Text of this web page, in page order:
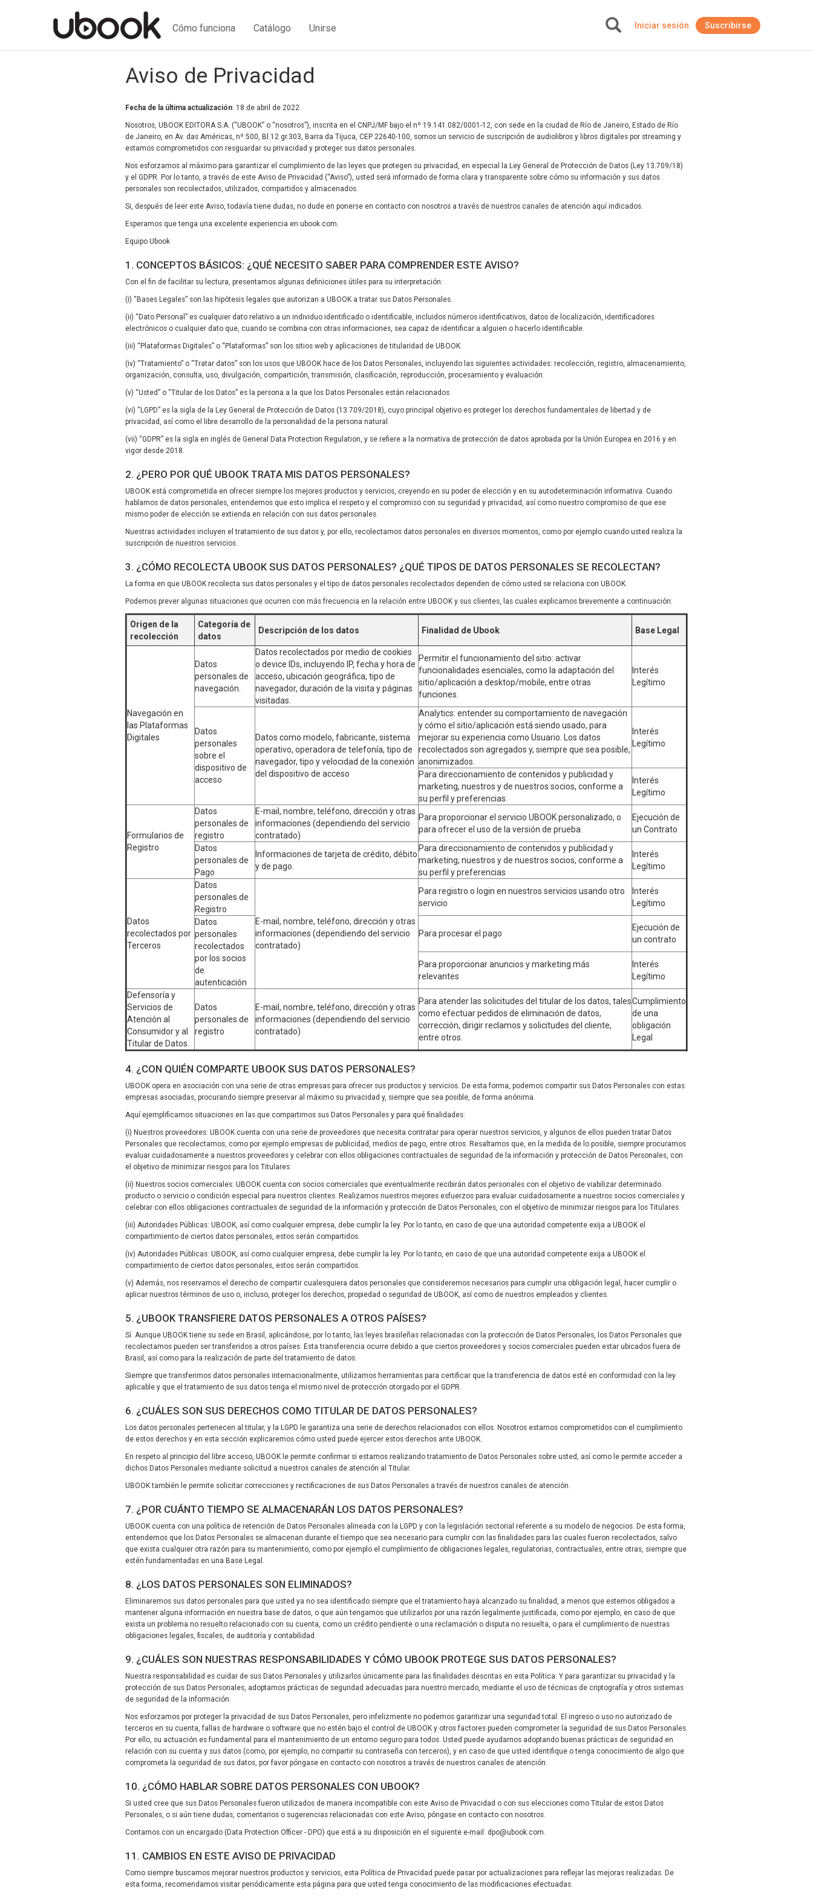
Cómo funciona Catálogo Unirse Iniciar sesión Suscribirse
Aviso de Privacidad
Fecha de la última actualización: 18 de abril de 2022
Nosotros, UBOOK EDITORA S.A. (“UBOOK” o “nosotros”), inscrita en el CNPJ/MF bajo el nº 19.141.082/0001-12, con sede en la ciudad de Río de Janeiro, Estado de Río
de Janeiro, en Av. das Américas, nº 500, Bl.12 gr.303, Barra da Tijuca, CEP 22640-100, somos un servicio de suscripción de audiolibros y libros digitales por streaming y
estamos comprometidos con resguardar su privacidad y proteger sus datos personales.
Nos esforzamos al máximo para garantizar el cumplimiento de las leyes que protegen su privacidad, en especial la Ley General de Protección de Datos (Ley 13.709/18)
y el GDPR. Por lo tanto, a través de este Aviso de Privacidad (“Aviso”), usted será informado de forma clara y transparente sobre cómo su información y sus datos
personales son recolectados, utilizados, compartidos y almacenados.
Si, después de leer este Aviso, todavía tiene dudas, no dude en ponerse en contacto con nosotros a través de nuestros canales de atención aquí indicados.
Esperamos que tenga una excelente experiencia en ubook.com.
Equipo Ubook
1. CONCEPTOS BÁSICOS: ¿QUÉ NECESITO SABER PARA COMPRENDER ESTE AVISO?
Con el fin de facilitar su lectura, presentamos algunas definiciones útiles para su interpretación:
(i) “Bases Legales” son las hipótesis legales que autorizan a UBOOK a tratar sus Datos Personales.
(ii) “Dato Personal” es cualquier dato relativo a un individuo identificado o identificable, incluidos números identificativos, datos de localización, identificadores
electrónicos o cualquier dato que, cuando se combina con otras informaciones, sea capaz de identificar a alguien o hacerlo identificable.
(iii) “Plataformas Digitales” o “Plataformas” son los sitios web y aplicaciones de titularidad de UBOOK.
(iv) “Tratamiento” o “Tratar datos” son los usos que UBOOK hace de los Datos Personales, incluyendo las siguientes actividades: recolección, registro, almacenamiento,
organización, consulta, uso, divulgación, compartición, transmisión, clasificación, reproducción, procesamiento y evaluación.
(v) “Usted” o “Titular de los Datos” es la persona a la que los Datos Personales están relacionados.
(vi) “LGPD” es la sigla de la Ley General de Protección de Datos (13.709/2018), cuyo principal objetivo es proteger los derechos fundamentales de libertad y de
privacidad, así como el libre desarrollo de la personalidad de la persona natural.
(vii) “GDPR” es la sigla en inglés de General Data Protection Regulation, y se refiere a la normativa de protección de datos aprobada por la Unión Europea en 2016 y en
vigor desde 2018.
2. ¿PERO POR QUÉ UBOOK TRATA MIS DATOS PERSONALES?
UBOOK está comprometida en ofrecer siempre los mejores productos y servicios, creyendo en su poder de elección y en su autodeterminación informativa. Cuando
hablamos de datos personales, entendemos que esto implica el respeto y el compromiso con su seguridad y privacidad, así como nuestro compromiso de que ese
mismo poder de elección se extienda en relación con sus datos personales.
Nuestras actividades incluyen el tratamiento de sus datos y, por ello, recolectamos datos personales en diversos momentos, como por ejemplo cuando usted realiza la
suscripción de nuestros servicios.
3. ¿CÓMO RECOLECTA UBOOK SUS DATOS PERSONALES? ¿QUÉ TIPOS DE DATOS PERSONALES SE RECOLECTAN?
La forma en que UBOOK recolecta sus datos personales y el tipo de datos personales recolectados dependen de cómo usted se relaciona con UBOOK.
Podemos prever algunas situaciones que ocurren con más frecuencia en la relación entre UBOOK y sus clientes, las cuales explicamos brevemente a continuación:
Origen de la
recolección
Categoría de
datos
Descripción de los datos Finalidad de Ubook Base Legal
Navegación en
las Plataformas
Digitales
Datos
personales de
navegación.
Datos recolectados por medio de cookies
o device IDs, incluyendo IP, fecha y hora de
acceso, ubicación geográfica, tipo de
navegador, duración de la visita y páginas
visitadas.
Permitir el funcionamiento del sitio: activar
funcionalidades esenciales, como la adaptación del
sitio/aplicación a desktop/mobile, entre otras
funciones.
Interés
Legítimo
Datos
personales
sobre el
dispositivo de
acceso
Datos como modelo, fabricante, sistema
operativo, operadora de telefonía, tipo de
navegador, tipo y velocidad de la conexión
del dispositivo de acceso
Analytics: entender su comportamiento de navegación
y cómo el sitio/aplicación está siendo usado, para
mejorar su experiencia como Usuario. Los datos
recolectados son agregados y, siempre que sea posible,
anonimizados.
Interés
Legítimo
Para direccionamiento de contenidos y publicidad y
marketing, nuestros y de nuestros socios, conforme a
su perfil y preferencias.
Interés
Legítimo
Formularios de
Registro
Datos
personales de
registro
E-mail, nombre, teléfono, dirección y otras
informaciones (dependiendo del servicio
contratado)
Para proporcionar el servicio UBOOK personalizado, o
para ofrecer el uso de la versión de prueba.
Ejecución de
un Contrato
Datos
personales de
Pago
Informaciones de tarjeta de crédito, débito
y de pago.
Para direccionamiento de contenidos y publicidad y
marketing, nuestros y de nuestros socios, conforme a
su perfil y preferencias
Interés
Legítimo
Datos
recolectados por
Terceros
Datos
personales de
Registro
E-mail, nombre, teléfono, dirección y otras
informaciones (dependiendo del servicio
contratado)
Para registro o login en nuestros servicios usando otro
servicio
Interés
Legítimo
Datos
personales
recolectados
por los socios
de
autenticación
Para procesar el pago
Ejecución de
un contrato
Para proporcionar anuncios y marketing más
relevantes
Interés
Legítimo
Defensoría y
Servicios de
Atención al
Consumidor y al
Titular de Datos.
Datos
personales de
registro
E-mail, nombre, teléfono, dirección y otras
informaciones (dependiendo del servicio
contratado)
Para atender las solicitudes del titular de los datos, tales
como efectuar pedidos de eliminación de datos,
corrección, dirigir reclamos y solicitudes del cliente,
entre otros.
Cumplimiento
de una
obligación
Legal
4. ¿CON QUIÉN COMPARTE UBOOK SUS DATOS PERSONALES?
UBOOK opera en asociación con una serie de otras empresas para ofrecer sus productos y servicios. De esta forma, podemos compartir sus Datos Personales con estas
empresas asociadas, procurando siempre preservar al máximo su privacidad y, siempre que sea posible, de forma anónima.
Aquí ejemplificamos situaciones en las que compartimos sus Datos Personales y para qué finalidades:
(i) Nuestros proveedores: UBOOK cuenta con una serie de proveedores que necesita contratar para operar nuestros servicios, y algunos de ellos pueden tratar Datos
Personales que recolectamos, como por ejemplo empresas de publicidad, medios de pago, entre otros. Resaltamos que, en la medida de lo posible, siempre procuramos
evaluar cuidadosamente a nuestros proveedores y celebrar con ellos obligaciones contractuales de seguridad de la información y protección de Datos Personales, con
el objetivo de minimizar riesgos para los Titulares.
(ii) Nuestros socios comerciales: UBOOK cuenta con socios comerciales que eventualmente recibirán datos personales con el objetivo de viabilizar determinado
producto o servicio o condición especial para nuestros clientes. Realizamos nuestros mejores esfuerzos para evaluar cuidadosamente a nuestros socios comerciales y
celebrar con ellos obligaciones contractuales de seguridad de la información y protección de Datos Personales, con el objetivo de minimizar riesgos para los Titulares.
(iii) Autoridades Públicas: UBOOK, así como cualquier empresa, debe cumplir la ley. Por lo tanto, en caso de que una autoridad competente exija a UBOOK el
compartimiento de ciertos datos personales, estos serán compartidos.
(iv) Autoridades Públicas: UBOOK, así como cualquier empresa, debe cumplir la ley. Por lo tanto, en caso de que una autoridad competente exija a UBOOK el
compartimiento de ciertos datos personales, estos serán compartidos.
(v) Además, nos reservamos el derecho de compartir cualesquiera datos personales que consideremos necesarios para cumplir una obligación legal, hacer cumplir o
aplicar nuestros términos de uso o, incluso, proteger los derechos, propiedad o seguridad de UBOOK, así como de nuestros empleados y clientes.
5. ¿UBOOK TRANSFIERE DATOS PERSONALES A OTROS PAÍSES?
Sí. Aunque UBOOK tiene su sede en Brasil, aplicándose, por lo tanto, las leyes brasileñas relacionadas con la protección de Datos Personales, los Datos Personales que
recolectamos pueden ser transferidos a otros países. Esta transferencia ocurre debido a que ciertos proveedores y socios comerciales pueden estar ubicados fuera de
Brasil, así como para la realización de parte del tratamiento de datos.
Siempre que transferimos datos personales internacionalmente, utilizamos herramientas para certificar que la transferencia de datos esté en conformidad con la ley
aplicable y que el tratamiento de sus datos tenga el mismo nivel de protección otorgado por el GDPR.
6. ¿CUÁLES SON SUS DERECHOS COMO TITULAR DE DATOS PERSONALES?
Los datos personales pertenecen al titular, y la LGPD le garantiza una serie de derechos relacionados con ellos. Nosotros estamos comprometidos con el cumplimiento
de estos derechos y en esta sección explicaremos cómo usted puede ejercer estos derechos ante UBOOK.
En respeto al principio del libre acceso, UBOOK le permite confirmar si estamos realizando tratamiento de Datos Personales sobre usted, así como le permite acceder a
dichos Datos Personales mediante solicitud a nuestros canales de atención al Titular.
UBOOK también le permite solicitar correcciones y rectificaciones de sus Datos Personales a través de nuestros canales de atención.
7. ¿POR CUÁNTO TIEMPO SE ALMACENARÁN LOS DATOS PERSONALES?
UBOOK cuenta con una política de retención de Datos Personales alineada con la LGPD y con la legislación sectorial referente a su modelo de negocios. De esta forma,
entendemos que los Datos Personales se almacenan durante el tiempo que sea necesario para cumplir con las finalidades para las cuales fueron recolectados, salvo
que exista cualquier otra razón para su mantenimiento, como por ejemplo el cumplimiento de obligaciones legales, regulatorias, contractuales, entre otras, siempre que
estén fundamentadas en una Base Legal.
8. ¿LOS DATOS PERSONALES SON ELIMINADOS?
Eliminaremos sus datos personales para que usted ya no sea identificado siempre que el tratamiento haya alcanzado su finalidad, a menos que estemos obligados a
mantener alguna información en nuestra base de datos, o que aún tengamos que utilizarlos por una razón legalmente justificada, como por ejemplo, en caso de que
exista un problema no resuelto relacionado con su cuenta, como un crédito pendiente o una reclamación o disputa no resuelta, o para el cumplimiento de nuestras
obligaciones legales, fiscales, de auditoría y contabilidad.
9. ¿CUÁLES SON NUESTRAS RESPONSABILIDADES Y CÓMO UBOOK PROTEGE SUS DATOS PERSONALES?
Nuestra responsabilidad es cuidar de sus Datos Personales y utilizarlos únicamente para las finalidades descritas en esta Política. Y para garantizar su privacidad y la
protección de sus Datos Personales, adoptamos prácticas de seguridad adecuadas para nuestro mercado, mediante el uso de técnicas de criptografía y otros sistemas
de seguridad de la información.
Nos esforzamos por proteger la privacidad de sus Datos Personales, pero infelizmente no podemos garantizar una seguridad total. El ingreso o uso no autorizado de
terceros en su cuenta, fallas de hardware o software que no estén bajo el control de UBOOK y otros factores pueden comprometer la seguridad de sus Datos Personales.
Por ello, su actuación es fundamental para el mantenimiento de un entorno seguro para todos. Usted puede ayudarnos adoptando buenas prácticas de seguridad en
relación con su cuenta y sus datos (como, por ejemplo, no compartir su contraseña con terceros), y en caso de que usted identifique o tenga conocimiento de algo que
comprometa la seguridad de sus datos, por favor póngase en contacto con nosotros a través de nuestros canales de atención.
10. ¿CÓMO HABLAR SOBRE DATOS PERSONALES CON UBOOK?
Si usted cree que sus Datos Personales fueron utilizados de manera incompatible con este Aviso de Privacidad o con sus elecciones como Titular de estos Datos
Personales, o si aún tiene dudas, comentarios o sugerencias relacionadas con este Aviso, póngase en contacto con nosotros.
Contamos con un encargado (Data Protection Officer - DPO) que está a su disposición en el siguiente e-mail: dpo@ubook.com.
11. CAMBIOS EN ESTE AVISO DE PRIVACIDAD
Como siempre buscamos mejorar nuestros productos y servicios, esta Política de Privacidad puede pasar por actualizaciones para reflejar las mejoras realizadas. De
esta forma, recomendamos visitar periódicamente esta página para que usted tenga conocimiento de las modificaciones efectuadas.